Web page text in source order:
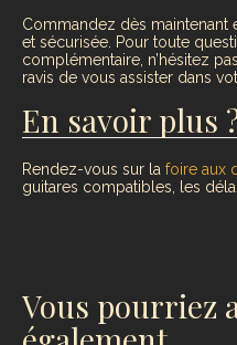
Commandez dès
et sécurisée. Pour toute
complémentaire, n’hésitez
ravis de vous assister dans
En savoir plus
Rendez-vous sur la foire aux
guitares compatibles, les
Vous pourriez